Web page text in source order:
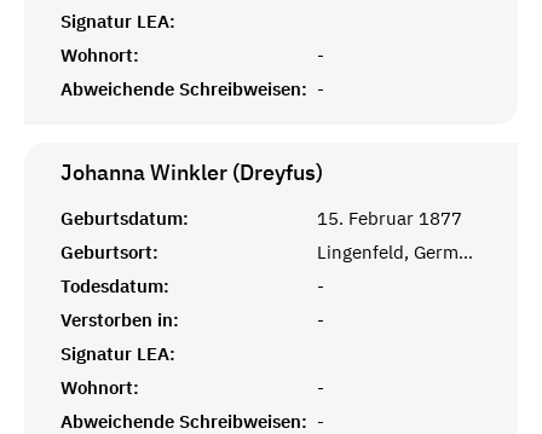
Signatur LEA:
Wohnort:
-
Abweichende Schreibweisen: -
Johanna Winkler (Dreyfus)
Geburtsdatum:
15. Februar 1877
Geburtsort:
Lingenfeld, Germersheim
Todesdatum:
-
Verstorben in:
-
Signatur LEA:
Wohnort:
-
Abweichende Schreibweisen: -